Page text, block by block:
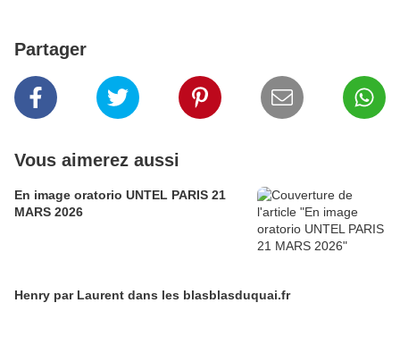
Partager
Vous aimerez aussi
En image oratorio UNTEL PARIS 21
MARS 2026
Henry par Laurent dans les blasblasduquai.fr